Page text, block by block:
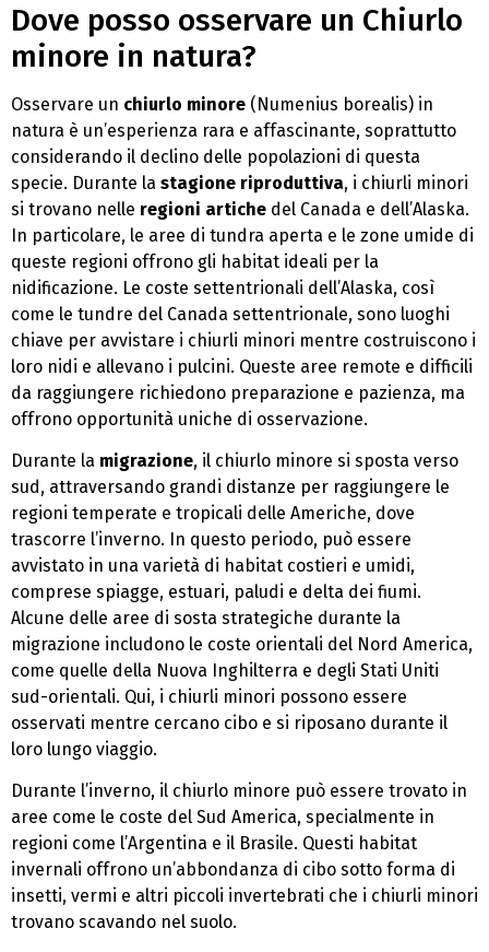
Dove posso osservare un Chiurlo
minore in natura?
Osservare un chiurlo minore (Numenius borealis) in
natura è un’esperienza rara e affascinante, soprattutto
considerando il declino delle popolazioni di questa
specie. Durante la stagione riproduttiva, i chiurli minori
si trovano nelle regioni artiche del Canada e dell’Alaska.
In particolare, le aree di tundra aperta e le zone umide di
queste regioni offrono gli habitat ideali per la
nidificazione. Le coste settentrionali dell’Alaska, così
come le tundre del Canada settentrionale, sono luoghi
chiave per avvistare i chiurli minori mentre costruiscono i
loro nidi e allevano i pulcini. Queste aree remote e difficili
da raggiungere richiedono preparazione e pazienza, ma
offrono opportunità uniche di osservazione.
Durante la migrazione, il chiurlo minore si sposta verso
sud, attraversando grandi distanze per raggiungere le
regioni temperate e tropicali delle Americhe, dove
trascorre l’inverno. In questo periodo, può essere
avvistato in una varietà di habitat costieri e umidi,
comprese spiagge, estuari, paludi e delta dei fiumi.
Alcune delle aree di sosta strategiche durante la
migrazione includono le coste orientali del Nord America,
come quelle della Nuova Inghilterra e degli Stati Uniti
sud-orientali. Qui, i chiurli minori possono essere
osservati mentre cercano cibo e si riposano durante il
loro lungo viaggio.
Durante l’inverno, il chiurlo minore può essere trovato in
aree come le coste del Sud America, specialmente in
regioni come l’Argentina e il Brasile. Questi habitat
invernali offrono un’abbondanza di cibo sotto forma di
insetti, vermi e altri piccoli invertebrati che i chiurli minori
trovano scavando nel suolo.